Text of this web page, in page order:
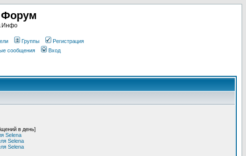
Группы
Регистрация
сообщения Вход
в день]
Selena
Selena
Selena